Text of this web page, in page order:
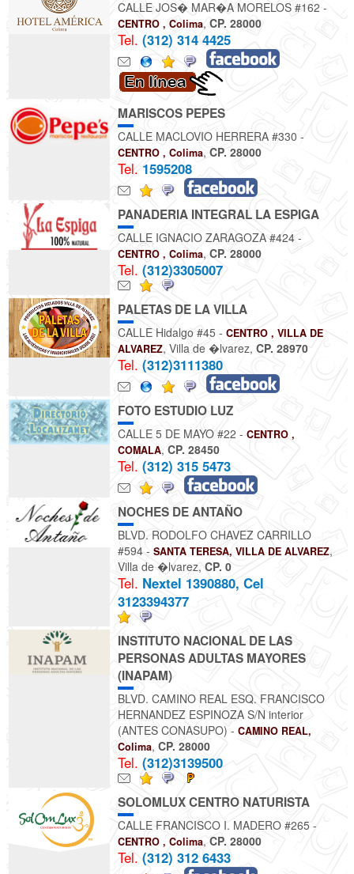
CALLE JOS� MAR�A MORELOS #162 -
CENTRO , Colima, CP. 28000
Tel. (312) 314 4425
MARISCOS PEPES
CALLE MACLOVIO HERRERA #330 -
CENTRO , Colima, CP. 28000
Tel. 1595208
PANADERIA INTEGRAL LA ESPIGA
CALLE IGNACIO ZARAGOZA #424 -
CENTRO , Colima, CP. 28000
Tel. (312)3305007
PALETAS DE LA VILLA
CALLE Hidalgo #45 - CENTRO , VILLA DE
ALVAREZ, Villa de �lvarez, CP. 28970
Tel. (312)3111380
FOTO ESTUDIO LUZ
CALLE 5 DE MAYO #22 - CENTRO ,
COMALA, CP. 28450
Tel. (312) 315 5473
NOCHES DE ANTAÑO
BLVD. RODOLFO CHAVEZ CARRILLO
#594 - SANTA TERESA, VILLA DE ALVAREZ,
Villa de �lvarez, CP. 0
Tel. Nextel 1390880, Cel
3123394377
INSTITUTO NACIONAL DE LAS
PERSONAS ADULTAS MAYORES
(INAPAM)
BLVD. CAMINO REAL ESQ. FRANCISCO
HERNANDEZ ESPINOZA S/N interior
(ANTES CONASUPO) - CAMINO REAL,
Colima, CP. 28000
Tel. (312)3139500
SOLOMLUX CENTRO NATURISTA
CALLE FRANCISCO I. MADERO #265 -
CENTRO , Colima, CP. 28000
Tel. (312) 312 6433